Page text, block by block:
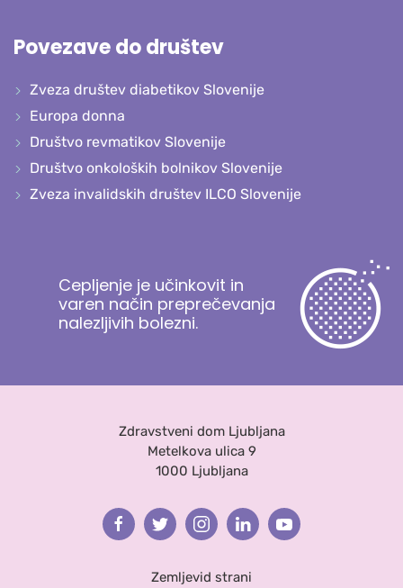
Povezave do društev
Zveza društev diabetikov Slovenije
Europa donna
Društvo revmatikov Slovenije
Društvo onkoloških bolnikov Slovenije
Zveza invalidskih društev ILCO Slovenije
Cepljenje je učinkovit in
varen način preprečevanja
nalezljivih bolezni.
Zdravstveni dom Ljubljana
Metelkova ulica 9
1000 Ljubljana
FacebookTwitterInstagramLinkedinYoutube
Zemljevid strani